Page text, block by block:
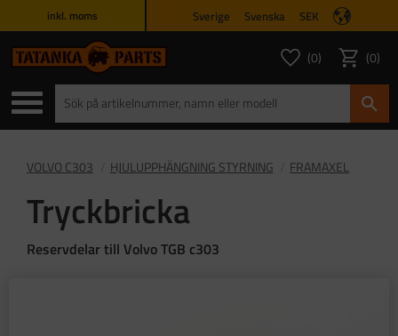
inkl. moms Sverige Svenska SEK
Favoriter
ANTAL
0 Kundvagn
0
VOLVO C303 HJULUPPHÄNGNING STYRNING FRAMAXEL
Tryckbricka
Reservdelar till Volvo TGB c303